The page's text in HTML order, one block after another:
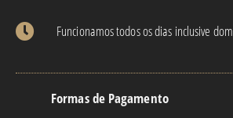
Funcionamos todos os dias inclusive
Formas de Pagamento